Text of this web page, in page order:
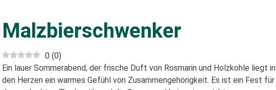
Malzbierschwenker
0 (0)
Ein lauer Sommerabend, der frische Duft von Rosmarin und Holzkohle liegt
den Herzen ein warmes Gefühl von Zusammengehörigkeit. Es ist ein Fest